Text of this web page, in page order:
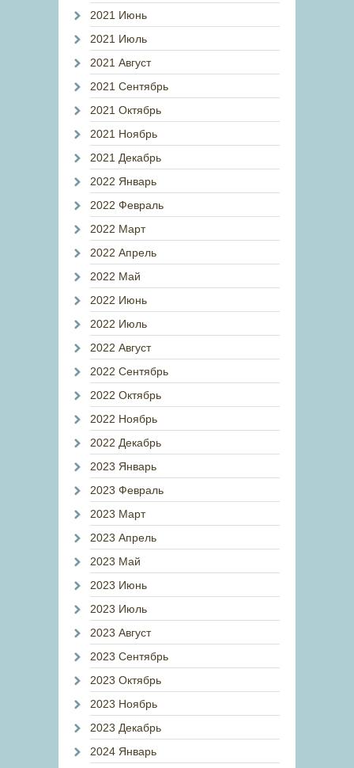
2021 Июнь
2021 Июль
2021 Август
2021 Сентябрь
2021 Октябрь
2021 Ноябрь
2021 Декабрь
2022 Январь
2022 Февраль
2022 Март
2022 Апрель
2022 Май
2022 Июнь
2022 Июль
2022 Август
2022 Сентябрь
2022 Октябрь
2022 Ноябрь
2022 Декабрь
2023 Январь
2023 Февраль
2023 Март
2023 Апрель
2023 Май
2023 Июнь
2023 Июль
2023 Август
2023 Сентябрь
2023 Октябрь
2023 Ноябрь
2023 Декабрь
2024 Январь